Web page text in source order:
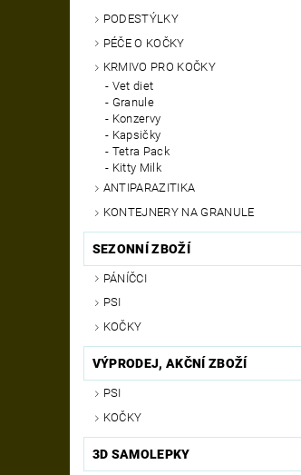
PODESTÝLKY
PÉČE O KOČKY
KRMIVO PRO KOČKY
Vet diet
Granule
Konzervy
Kapsičky
Tetra Pack
Kitty Milk
ANTIPARAZITIKA
KONTEJNERY NA GRANULE
SEZONNÍ ZBOŽÍ
PÁNÍČCI
PSI
KOČKY
VÝPRODEJ, AKČNÍ ZBOŽÍ
PSI
KOČKY
3D SAMOLEPKY